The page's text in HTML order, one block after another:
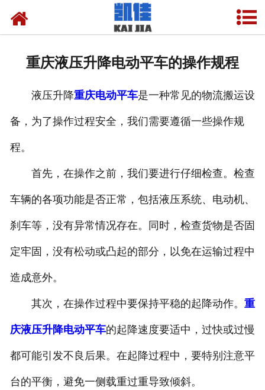
厂房设备
联系我们
重庆液压升降电动平车的操作规程
液压升降重庆电动平车是一种常见的物流搬运设
备，为了操作过程安全，我们需要遵循一些操作规
程。
首先，在操作之前，我们要进行仔细检查。检查
车辆的各项功能是否正常，包括液压系统、电动机、
刹车等，没有异常情况存在。同时，检查货物是否固
定牢固，没有松动或凸起的部分，以免在运输过程中
造成意外。
其次，在操作过程中要保持平稳的起降动作。 重
庆液压升降电动平车的起降速度要适中，过快或过慢
都可能引发不良后果。在起降过程中，要特别注意平
台的平衡，避免一侧载重过重导致倾斜。